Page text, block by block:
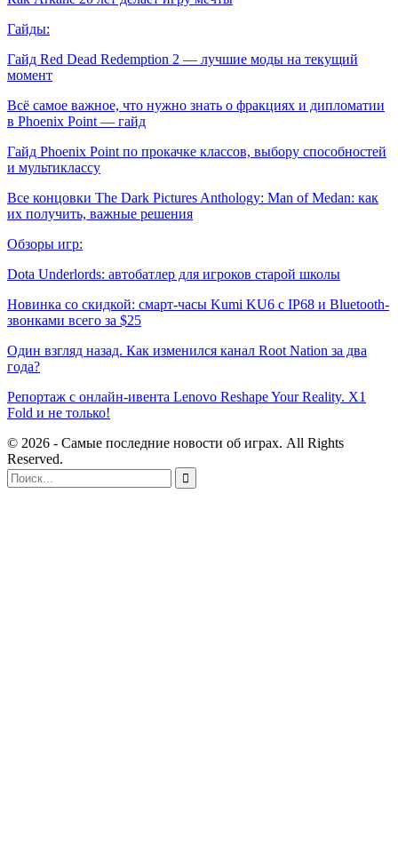
Гайды:
Гайд Red Dead Redemption 2 — лучшие моды на текущий
момент
Всё самое важное, что нужно знать о фракциях и дипломатии
в Phoenix Point — гайд
Гайд Phoenix Point по прокачке классов, выбору способностей
и мультиклассу
Все концовки The Dark Pictures Anthology: Man of Medan: как
их получить, важные решения
Обзоры игр:
Dota Underlords: автобатлер для игроков старой школы
Новинка со скидкой: смарт-часы Kumi KU6 с IP68 и Bluetooth-
звонками всего за $25
Один взгляд назад. Как изменился канал Root Nation за два
года?
Репортаж с онлайн-ивента Lenovo Reshape Your Reality. X1
Fold и не только!
© 2026 - Самые последние новости об играх. All Rights
Reserved.